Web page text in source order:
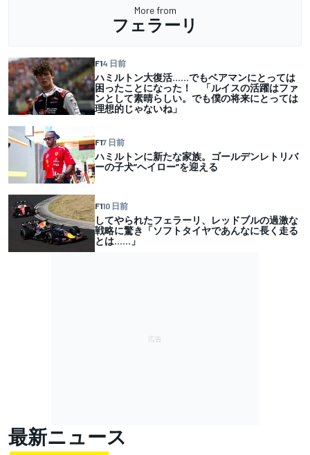
More from
フェラーリ
F14 日前
ハミルトン大復活……でもベアマンにとっては
困ったことになった！ 「ルイスの活躍はファ
ンとして素晴らしい。でも僕の将来にとっては
理想的じゃないね」
F17 日前
ハミルトンに新たな家族。ゴールデンレトリバ
ーの子犬”ヘイロー”を迎える
F110 日前
してやられたフェラーリ、レッドブルの過激な
戦略に驚き「ソフトタイヤであんなに長く走る
とは……」
最新ニュース